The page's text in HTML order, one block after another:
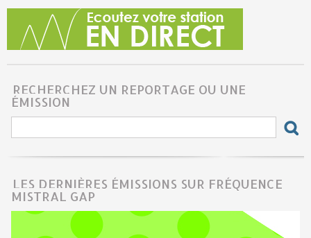
RECHERCHEZ UN REPORTAGE OU UNE
ÉMISSION
LES DERNIÈRES ÉMISSIONS SUR FRÉQUENCE
MISTRAL GAP